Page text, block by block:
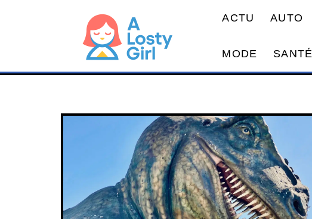
ACTU AUTO
MODE SANTÉ